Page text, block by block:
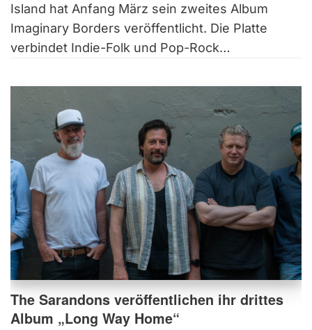
Island hat Anfang März sein zweites Album
Imaginary Borders veröffentlicht. Die Platte
verbindet Indie-Folk und Pop-Rock…
The Sarandons veröffentlichen ihr drittes
Album „Long Way Home“